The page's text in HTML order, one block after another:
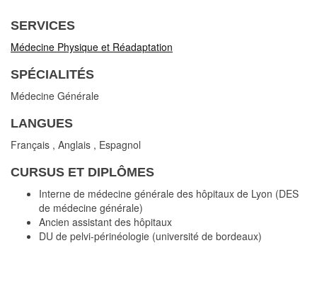
SERVICES
Médecine Physique et Réadaptation
SPÉCIALITÉS
Médecine Générale
LANGUES
Français , Anglais , Espagnol
CURSUS ET DIPLÔMES
Interne de médecine générale des hôpitaux de Lyon (DES
de médecine générale)
Ancien assistant des hôpitaux
DU de pelvi-périnéologie (université de bordeaux)